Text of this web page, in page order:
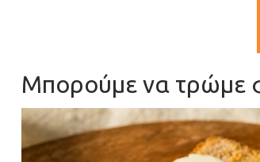
Μπορούμε να τρώμε